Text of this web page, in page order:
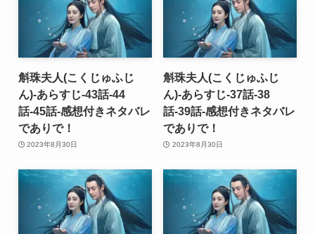
斛珠夫人(こくじゅふじ
ん)-あらすじ-43話-44
話-45話-感想付きネタバレ
でありで！
2023年8月30日
斛珠夫人(こくじゅふじ
ん)-あらすじ-37話-38
話-39話-感想付きネタバレ
でありで！
2023年8月30日